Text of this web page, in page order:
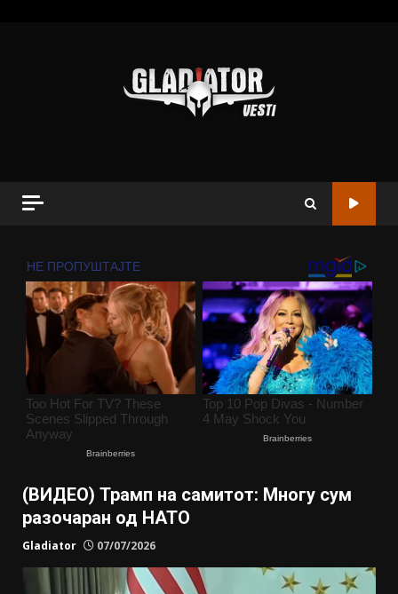
(ВИДЕО) Трамп на самитот: Многу сум
разочаран од НАТО
Gladiator 07/07/2026